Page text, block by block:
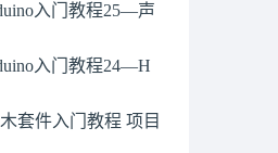
入门教程25—声
入门教程24—H
套件入门教程 项目